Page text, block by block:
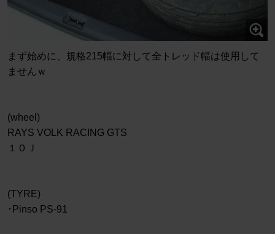
まず始めに、規格215幅に対して全トレッド幅は使用して
ませんｗ
(wheel)
RAYS VOLK RACING GTS
１０Ｊ
(TYRE)
･Pinso PS-91